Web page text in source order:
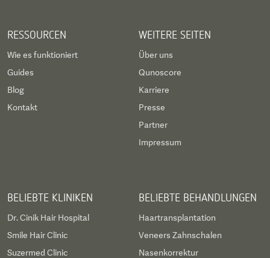
RESSOURCEN
Wie es funktioniert
Guides
Blog
Kontakt
WEITERE SEITEN
Über uns
Qunoscore
Karriere
Presse
Partner
Impressum
BELIEBTE KLINIKEN
Dr. Cinik Hair Hospital
Smile Hair Clinic
Suzermed Clinic
BELIEBTE BEHANDLUNGEN
Haartransplantation
Veneers Zahnschalen
Nasenkorrektur